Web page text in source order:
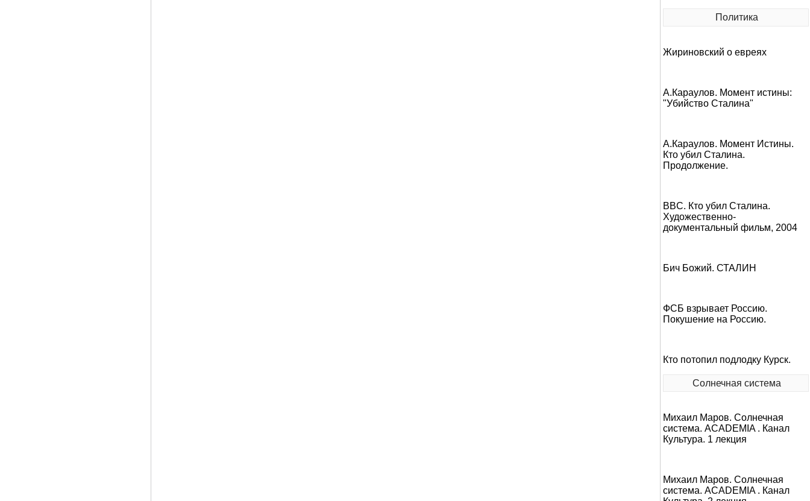
Политика
Жириновский о евреях
А.Караулов. Момент истины:
"Убийство Сталина"
А.Караулов. Момент Истины.
Кто убил Сталина.
Продолжение.
BBC. Кто убил Сталина.
Художественно-
документальный фильм, 2004
Бич Божий. СТАЛИН
ФСБ взрывает Россию.
Покушение на Россию.
Кто потопил подлодку Курск.
Солнечная система
Михаил Маров. Солнечная
система. ACADEMIA . Канал
Культура. 1 лекция
Михаил Маров. Солнечная
система. ACADEMIA . Канал